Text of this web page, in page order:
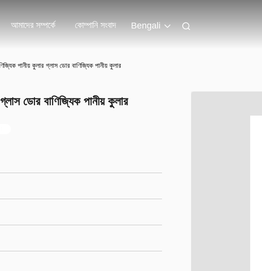
আমাদের সম্পর্কে কোম্পানি সংবাদ Bengali
পানীয় কুলার গ্লাস ডোর বাণিজ্যিক পানীয় কুলার
ডোর বাণিজ্যিক পানীয় কুলার